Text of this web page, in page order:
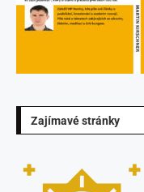
Zajímavé stránky